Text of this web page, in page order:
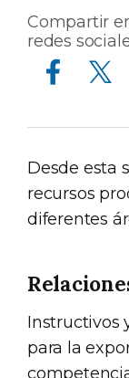
Compartir
redes
Compartir en Facebook Compartir en Twitter
Desde esta
recursos
diferentes
Instructivos
para la